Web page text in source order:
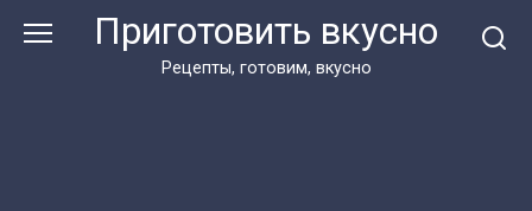
Приготовить вкусно
Рецепты, готовим, вкусно